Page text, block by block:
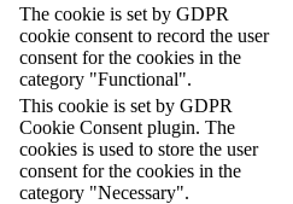
The cookie is set by GDPR
cookie consent to record the user
consent for the cookies in the
category "Functional".
This cookie is set by GDPR
Cookie Consent plugin. The
cookies is used to store the user
consent for the cookies in the
category "Necessary".